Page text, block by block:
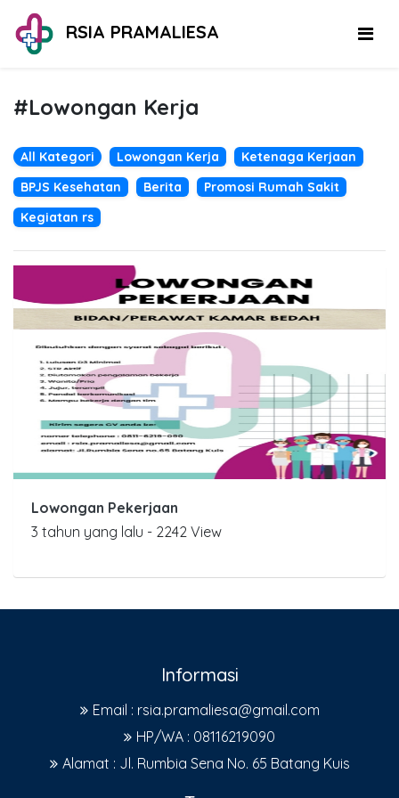
RSIA PRAMALIESA
#Lowongan Kerja
All Kategori Lowongan Kerja
Ketenaga Kerjaan
BPJS Kesehatan
Berita
Promosi Rumah Sakit
Kegiatan rs
Lowongan Pekerjaan
3 tahun yang lalu - 2242 View
Informasi
Email : rsia.pramaliesa@gmail.com
HP/WA : 08116219090
Alamat : Jl. Rumbia Sena No. 65 Batang Kuis